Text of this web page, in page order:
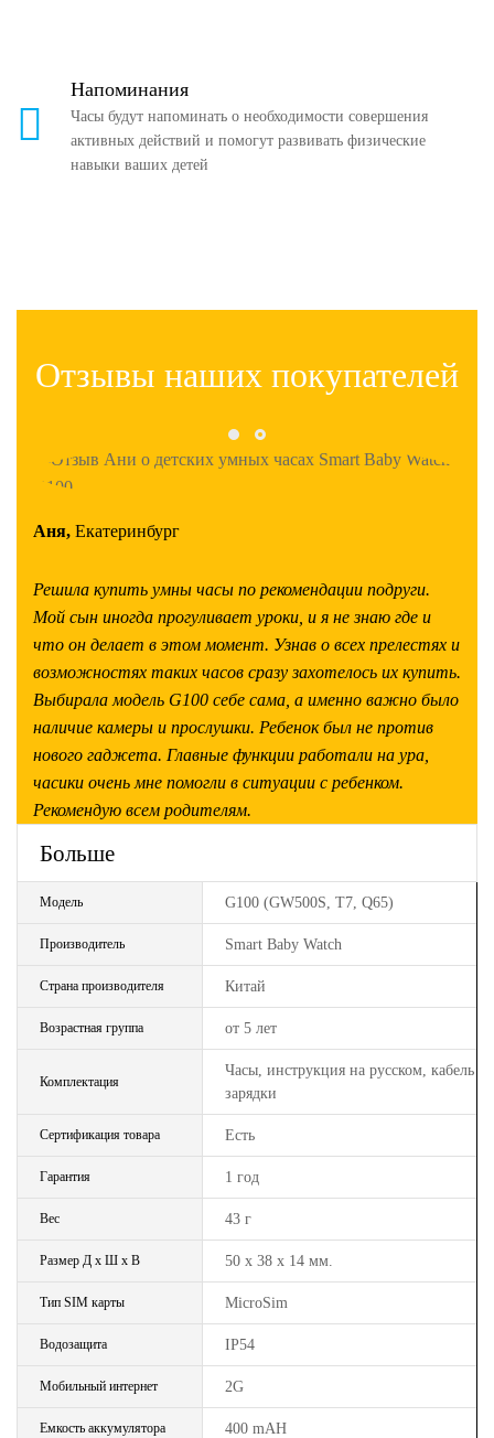
Напоминания
Часы будут напоминать о необходимости совершения
активных действий и помогут развивать физические
навыки ваших детей
Отзывы наших покупателей
Аня, Екатеринбург
Решила купить умны часы по рекомендации подруги.
Мой сын иногда прогуливает уроки, и я не знаю где и
что он делает в этом момент. Узнав о всех прелестях и
возможностях таких часов сразу захотелось их купить.
Выбирала модель G100 себе сама, а именно важно было
наличие камеры и прослушки. Ребенок был не против
нового гаджета. Главные функции работали на ура,
часики очень мне помогли в ситуации с ребенком.
Рекомендую всем родителям.
Больше
Модель G100 (GW500S, T7, Q65)
Производитель Smart Baby Watch
Страна производителя Китай
Возрастная группа от 5 лет
Комплектация
Часы, инструкция на русском, кабель
зарядки
Сертификация товара Есть
Гарантия 1 год
Вес 43 г
Размер Д х Ш х В 50 х 38 х 14 мм.
Тип SIM карты MicroSim
Водозащита IP54
Мобильный интернет 2G
Емкость аккумулятора 400 mAH